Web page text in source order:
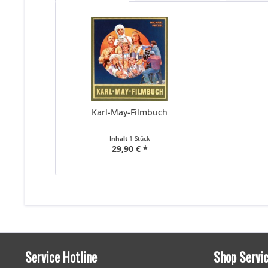
Karl-May-Filmbuch
Inhalt 1 Stück
29,90 € *
Service Hotline Shop